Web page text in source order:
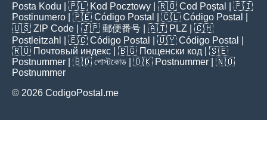
Posta Kodu | 🇵🇱 Kod Pocztowy | 🇷🇴 Cod Poștal
| 🇫🇮
Postinumero | 🇵🇪 Código Postal | 🇨🇱 Código Postal
🇺🇸 ZIP Code | 🇯🇵 郵便番号 | 🇦🇹 PLZ | 🇨🇭
Postleitzahl
| 🇪🇨 Código Postal | 🇺🇾 Código Postal
🇷🇺 Почтовый индекс | 🇧🇬 Пощенски код | 🇸🇪
Postnummer | 🇧🇩 পোস্টকোড | 🇩🇰 Postnummer | 🇳🇴
Postnummer
© 2026 CodigoPostal.me